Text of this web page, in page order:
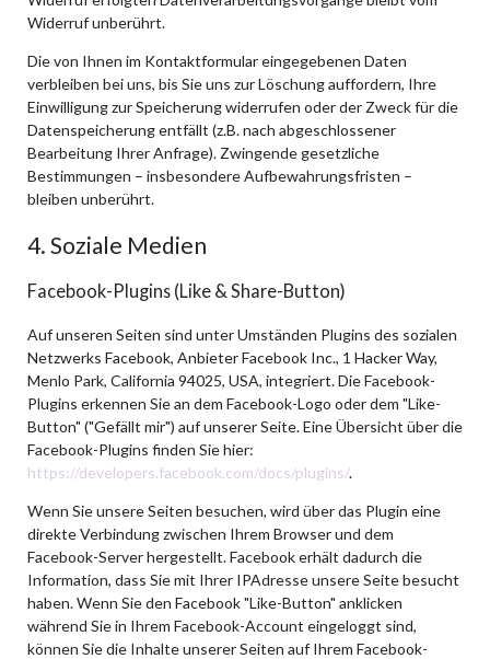
Widerruf unberührt.
Die von Ihnen im Kontaktformular eingegebenen Daten
verbleiben bei uns, bis Sie uns zur Löschung auffordern, Ihre
Einwilligung zur Speicherung widerrufen oder der Zweck für die
Datenspeicherung entfällt (z.B. nach abgeschlossener
Bearbeitung Ihrer Anfrage). Zwingende gesetzliche
Bestimmungen – insbesondere Aufbewahrungsfristen –
bleiben unberührt.
4. Soziale Medien
Facebook-Plugins (Like & Share-Button)
Auf unseren Seiten sind unter Umständen Plugins des sozialen
Netzwerks Facebook, Anbieter Facebook Inc., 1 Hacker Way,
Menlo Park, California 94025, USA, integriert. Die Facebook-
Plugins erkennen Sie an dem Facebook-Logo oder dem "Like-
Button" ("Gefällt mir") auf unserer Seite. Eine Übersicht über die
Facebook-Plugins finden Sie hier:
https://developers.facebook.com/docs/plugins/.
Wenn Sie unsere Seiten besuchen, wird über das Plugin eine
direkte Verbindung zwischen Ihrem Browser und dem
Facebook-Server hergestellt. Facebook erhält dadurch die
Information, dass Sie mit Ihrer IPAdresse unsere Seite besucht
haben. Wenn Sie den Facebook "Like-Button" anklicken
während Sie in Ihrem Facebook-Account eingeloggt sind,
können Sie die Inhalte unserer Seiten auf Ihrem Facebook-